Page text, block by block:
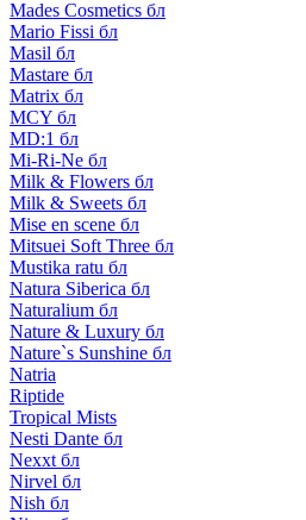
Mades Cosmetics бл
Mario Fissi бл
Masil бл
Mastare бл
Matrix бл
MCY бл
MD:1 бл
Mi-Ri-Ne бл
Milk & Flowers бл
Milk & Sweets бл
Mise en scene бл
Mitsuei Soft Three бл
Mustika ratu бл
Natura Siberica бл
Naturalium бл
Nature & Luxury бл
Nature`s Sunshine бл
Natria
Riptide
Tropical Mists
Nesti Dante бл
Nexxt бл
Nirvel бл
Nish бл